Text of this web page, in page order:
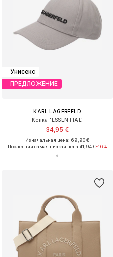
Унисекс
ПРЕДЛОЖЕНИЕ
KARL LAGERFELD
Кепка 'ESSENTIAL'
34,95 €
Изначальная цена: 69,90 €
Последняя самая низкая цена:41,94 €-16%